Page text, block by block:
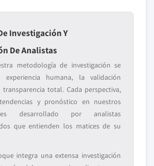
Investigación Y
De Analistas
metodología de investigación se
humana, la validación
total. Cada perspectiva,
y pronóstico en nuestros
desarrollado por analistas
que entienden los matices de su
integra una extensa investigación